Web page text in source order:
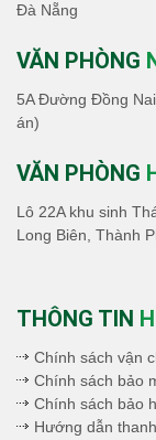
Đà Nẵng
VĂN PHÒNG
5A Đường Đồng
án)
VĂN PHÒNG
Lô 22A khu sinh
Long Biên, Thành
THÔNG TIN
Chính sách vận
Chính sách bảo
Chính sách bảo
Hướng dẫn